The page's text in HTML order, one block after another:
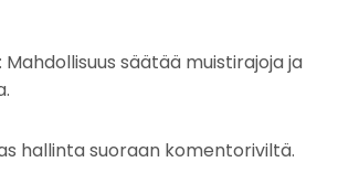
Mahdollisuus säätää muistirajoja ja
hallinta suoraan komentoriviltä.